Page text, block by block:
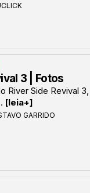
3 | Fotos
River Side Revival
[leia+]
GARRIDO